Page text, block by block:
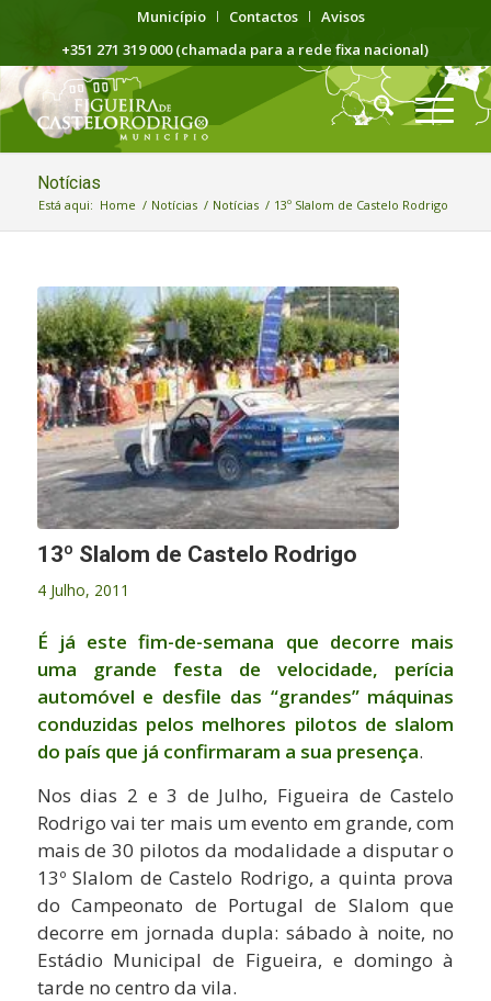
Município Contactos
Avisos
+351 271 319 000 (chamada para a rede fixa nacional)
Notícias
Está aqui: Home / Notícias / Notícias / 13º Slalom de Castelo Rodrigo
13º Slalom de Castelo Rodrigo
4 Julho, 2011
É já este fim-de-semana que decorre mais
uma grande festa de velocidade, perícia
automóvel e desfile das “grandes” máquinas
conduzidas pelos melhores pilotos de slalom
do país que já confirmaram a sua presença.
Nos dias 2 e 3 de Julho, Figueira de Castelo
Rodrigo vai ter mais um evento em grande, com
mais de 30 pilotos da modalidade a disputar o
13º Slalom de Castelo Rodrigo, a quinta prova
do Campeonato de Portugal de Slalom que
decorre em jornada dupla: sábado à noite, no
Estádio Municipal de Figueira, e domingo à
tarde no centro da vila.